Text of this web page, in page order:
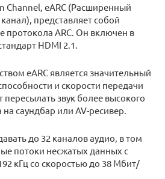
Channel, eARC (Расширенный
представляет собой
протокола ARC. Он включен в
HDMI 2.1.
eARC является значительный
и скорости передачи
звук более высокого
на саундбар или AV-ресивер.
до 32 каналов аудио, в том
потоки несжатых данных с
кГц со скоростью до 38 Мбит/